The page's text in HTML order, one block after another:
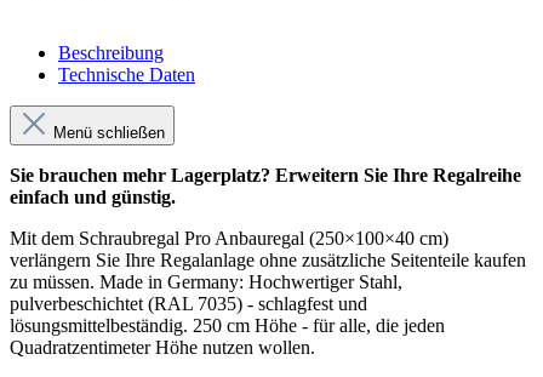
Beschreibung
Technische Daten
Menü schließen
Sie brauchen mehr Lagerplatz? Erweitern Sie Ihre Regalreihe
einfach und günstig.
Mit dem Schraubregal Pro Anbauregal (250×100×40 cm)
verlängern Sie Ihre Regalanlage ohne zusätzliche Seitenteile kaufen
zu müssen. Made in Germany: Hochwertiger Stahl,
pulverbeschichtet (RAL 7035) - schlagfest und
lösungsmittelbeständig. 250 cm Höhe - für alle, die jeden
Quadratzentimeter Höhe nutzen wollen.